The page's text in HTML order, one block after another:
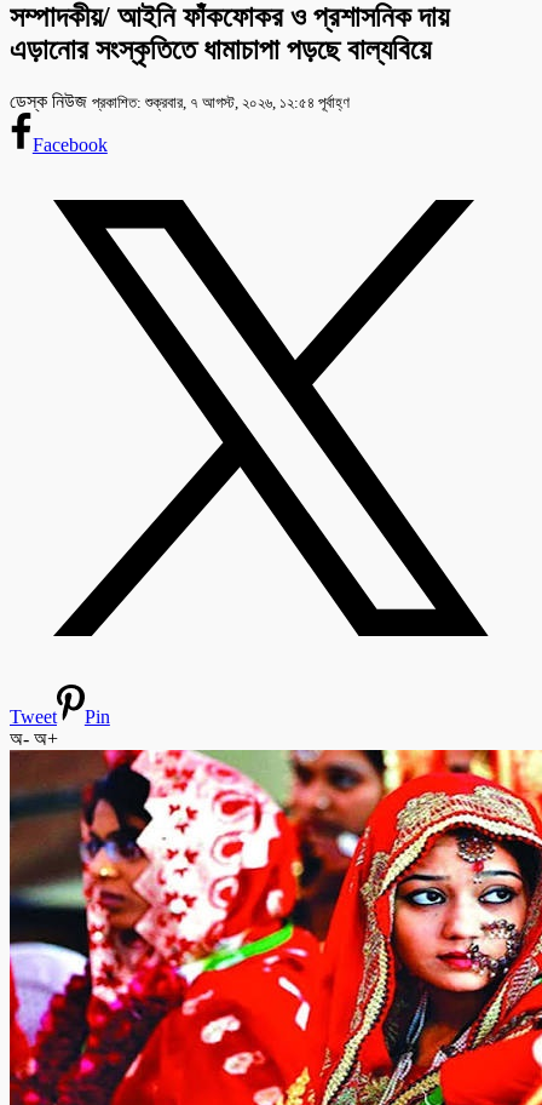
সম্পাদকীয়/ আইনি ফাঁকফোকর ও প্রশাসনিক দায়
এড়ানোর সংস্কৃতিতে ধামাচাপা পড়ছে বাল্যবিয়ে
ডেস্ক নিউজ প্রকাশিত: শুক্রবার, ৭ আগস্ট, ২০২৬, ১২:৫৪ পূর্বাহ্ণ
Facebook
Tweet
Pin
অ- অ+